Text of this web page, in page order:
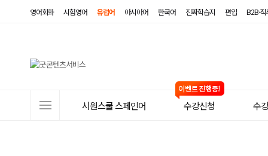
영어회화 시험영어 유럽어 아시아어 한국어 진짜학습지 편입 B2B·
시원스쿨 스페인어 수강신청 수